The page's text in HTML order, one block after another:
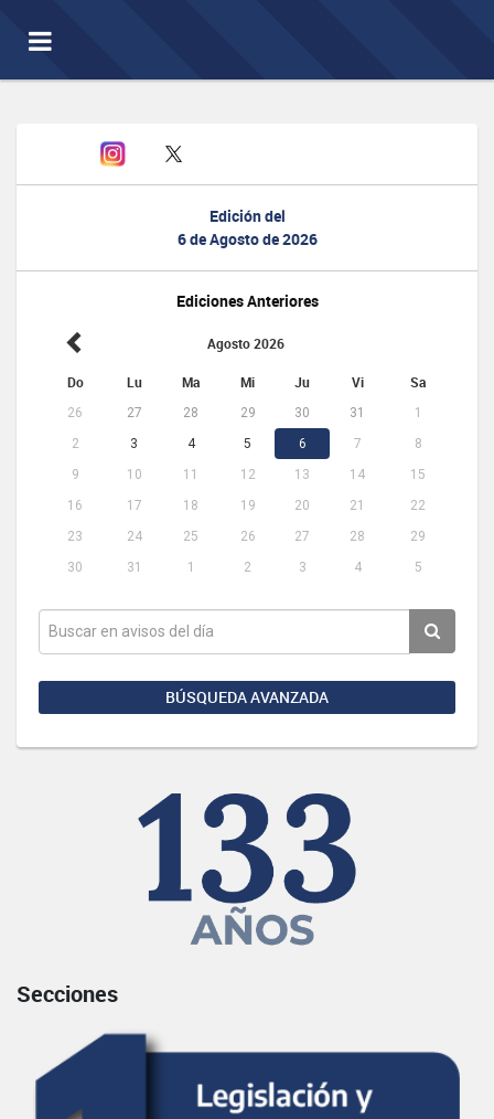
Toggle
navigation
Edición del
6 de Agosto de 2026
Ediciones Anteriores
Agosto 2026
Do Lu Ma Mi Ju Vi Sa
26 27 28 29 30 31
1
2
3 4 5 6 7
8
9
10 11 12 13 14
15
16
17 18 19 20 21
22
23
24 25 26 27 28
29
30
31 1 2 3 4 5
BÚSQUEDA AVANZADA
Secciones